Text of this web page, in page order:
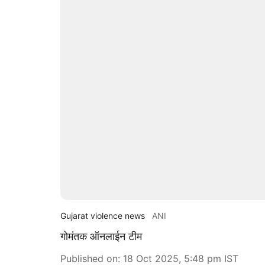
Gujarat violence news ANI
गोमंतक ऑनलाईन टीम
Published on: 18 Oct 2025, 5:48 pm IST